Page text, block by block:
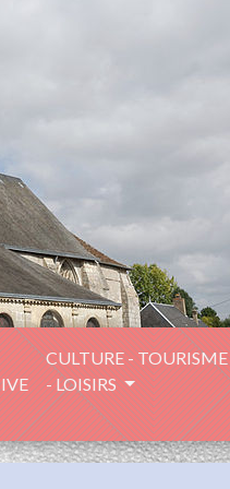
CULTURE - TOURISME
- LOISIRS